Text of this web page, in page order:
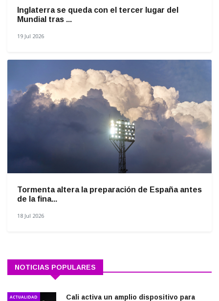
Inglaterra se queda con el tercer lugar del
Mundial tras ...
19 Jul 2026
Tormenta altera la preparación de España antes
de la fina...
18 Jul 2026
NOTICIAS POPULARES
ACTUALIDAD
Cali activa un amplio dispositivo para